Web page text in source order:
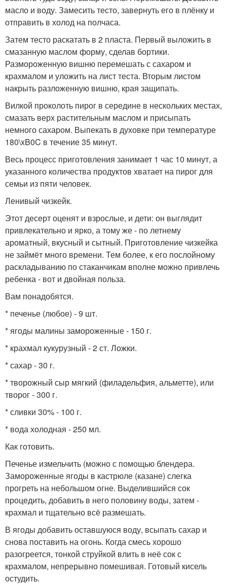
масло и воду. Замесить тесто, завернуть его в плёнку и
отправить в холод на полчаса.
Затем тесто раскатать в 2 пласта. Первый выложить в
смазанную маслом форму, сделав бортики.
Размороженную вишню перемешать с сахаром и
крахмалом и уложить на лист теста. Вторым листом
накрыть разложенную вишню, края защипать.
Вилкой проколоть пирог в середине в нескольких местах,
смазать верх растительным маслом и присыпать
немного сахаром. Выпекать в духовке при температуре
180\xB0C в течение 35 минут.
Весь процесс приготовления занимает 1 час 10 минут, а
указанного количества продуктов хватает на пирог для
семьи из пяти человек.
Ленивый чизкейк.
Этот десерт оценят и взрослые, и дети: он выглядит
привлекательно и ярко, а тому же - по летнему
ароматный, вкусный и сытный. Приготовление чизкейка
не займёт много времени. Тем более, к его послойному
раскладыванию по стаканчикам вполне можно привлечь
ребенка - вот и двойная польза.
Вам понадобятся.
* печенье (любое) - 9 шт.
* ягоды малины замороженные - 150 г.
* крахмал кукурузный - 2 ст. Ложки.
* сахар - 30 г.
* творожный сыр мягкий (филадельфия, альметте), или
творог - 300 г.
* сливки 30% - 100 г.
* вода холодная - 250 мл.
Как готовить.
Печенье измельчить (можно с помощью блендера.
Замороженные ягоды в кастрюле (казане) слегка
прогреть на небольшом огне. Выделившийся сок
процедить, добавить в него половину воды, затем -
крахмал и тщательно всё размешать.
В ягоды добавить оставшуюся воду, всыпать сахар и
снова поставить на огонь. Когда смесь хорошо
разогреется, тонкой струйкой влить в неё сок с
крахмалом, непрерывно помешивая. Готовый кисель
остудить.